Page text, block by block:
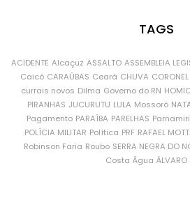
TAGS
ACIDENTE Alcaçuz ASSALTO ASSEMBLEIA
Caicó CARAÚBAS Ceará CHUVA
currais novos Dilma Governo do RN
PIRANHAS JUCURUTU LULA Mossoró
Pagamento PARAÍBA PARELHAS
POLÍCIA MILITAR Política PRF RAFAEL
Robinson Faria Roubo SERRA NEGRA DO
Costa Água ÁLVARO